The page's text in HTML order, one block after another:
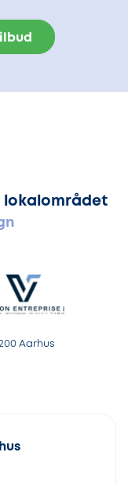
lokalområdet
Aarhus